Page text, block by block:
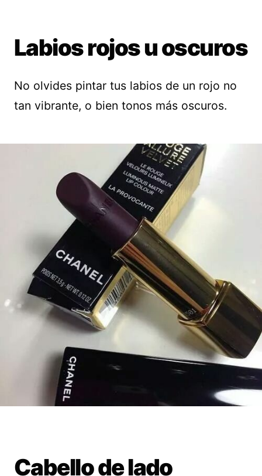
Labios rojos u oscuros
No olvides pintar tus labios de un rojo no
tan vibrante, o bien tonos más oscuros.
Cabello de lado